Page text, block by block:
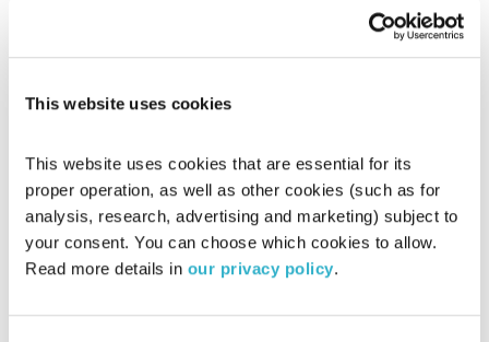
This website uses cookies
This website uses cookies that are essential for its
proper operation, as well as other cookies (such as for
analysis, research, advertising and marketing) subject to
your consent. You can choose which cookies to allow.
Read more details in our privacy policy.
עולם קטן – 1.9.19
עולם קטן
אורי בנקהלטר
01.09.19
01:57:30